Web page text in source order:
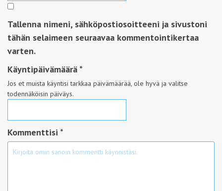
Tallenna nimeni, sähköpostiosoitteeni ja sivustoni
tähän selaimeen seuraavaa kommentointikertaa
varten.
Käyntipäivämäärä *
Jos et muista käyntisi tarkkaa päivämäärää, ole hyvä ja valitse
todennäköisin päiväys.
Kommenttisi *